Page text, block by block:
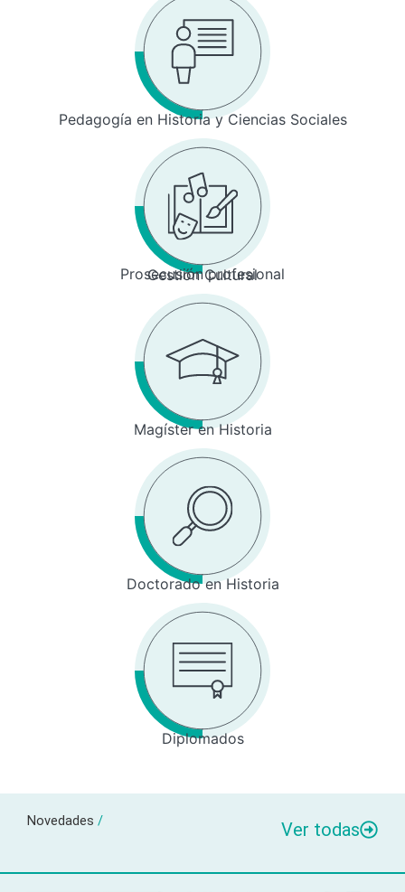
Pedagogía en Historia y Ciencias Sociales
Prosecusión profesional
Gestión Cultural
Magíster en Historia
Doctorado en Historia
Diplomados
Novedades / Ver todas